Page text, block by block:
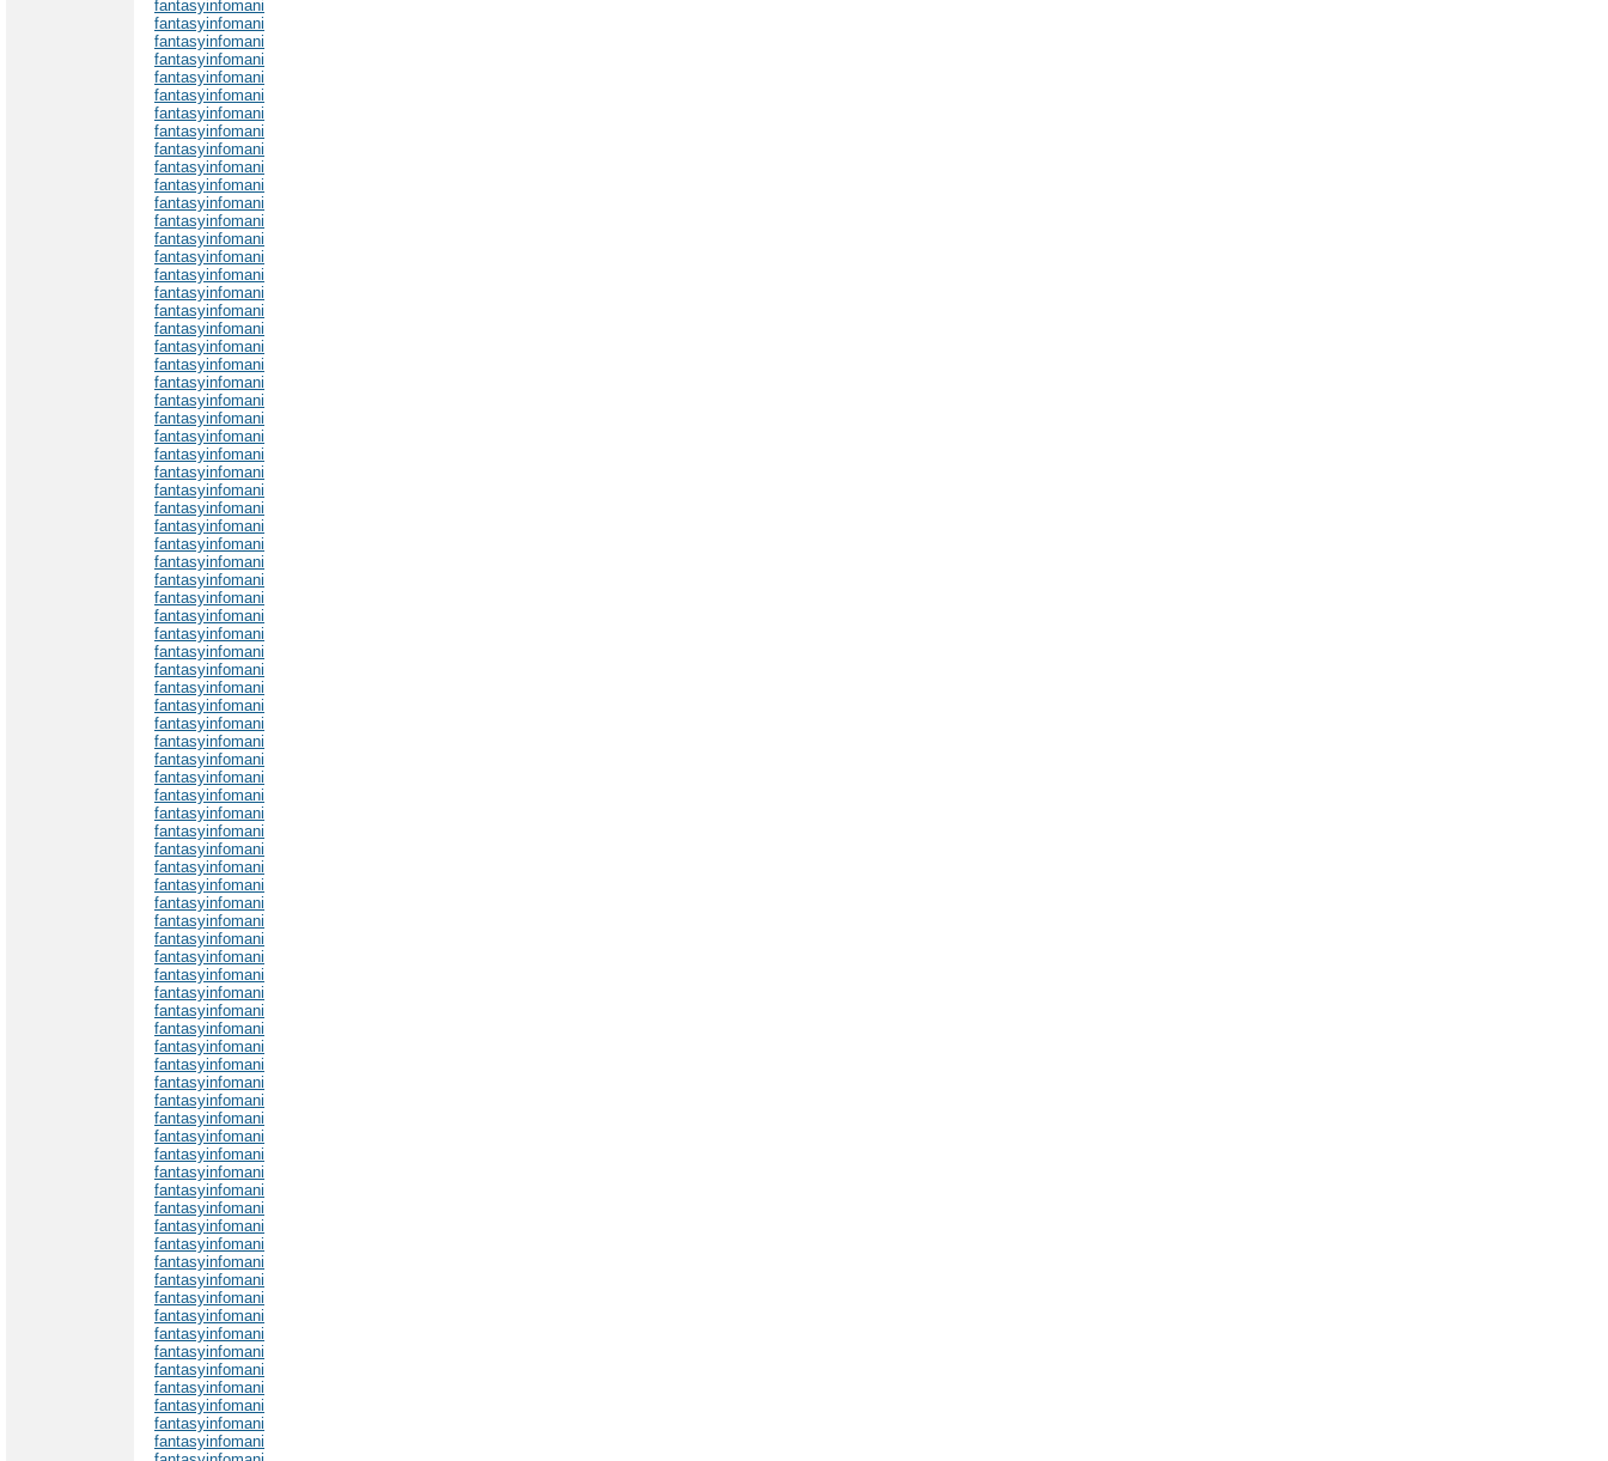
fantasyinfomani
fantasyinfomani
fantasyinfomani
fantasyinfomani
fantasyinfomani
fantasyinfomani
fantasyinfomani
fantasyinfomani
fantasyinfomani
fantasyinfomani
fantasyinfomani
fantasyinfomani
fantasyinfomani
fantasyinfomani
fantasyinfomani
fantasyinfomani
fantasyinfomani
fantasyinfomani
fantasyinfomani
fantasyinfomani
fantasyinfomani
fantasyinfomani
fantasyinfomani
fantasyinfomani
fantasyinfomani
fantasyinfomani
fantasyinfomani
fantasyinfomani
fantasyinfomani
fantasyinfomani
fantasyinfomani
fantasyinfomani
fantasyinfomani
fantasyinfomani
fantasyinfomani
fantasyinfomani
fantasyinfomani
fantasyinfomani
fantasyinfomani
fantasyinfomani
fantasyinfomani
fantasyinfomani
fantasyinfomani
fantasyinfomani
fantasyinfomani
fantasyinfomani
fantasyinfomani
fantasyinfomani
fantasyinfomani
fantasyinfomani
fantasyinfomani
fantasyinfomani
fantasyinfomani
fantasyinfomani
fantasyinfomani
fantasyinfomani
fantasyinfomani
fantasyinfomani
fantasyinfomani
fantasyinfomani
fantasyinfomani
fantasyinfomani
fantasyinfomani
fantasyinfomani
fantasyinfomani
fantasyinfomani
fantasyinfomani
fantasyinfomani
fantasyinfomani
fantasyinfomani
fantasyinfomani
fantasyinfomani
fantasyinfomani
fantasyinfomani
fantasyinfomani
fantasyinfomani
fantasyinfomani
fantasyinfomani
fantasyinfomani
fantasyinfomani
fantasyinfomani